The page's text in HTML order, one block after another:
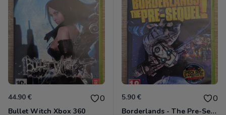
44.90 € 0
Bullet Witch Xbox 360
5.90 € 0
Borderlands - The Pre-Sequel ! Xbox 360